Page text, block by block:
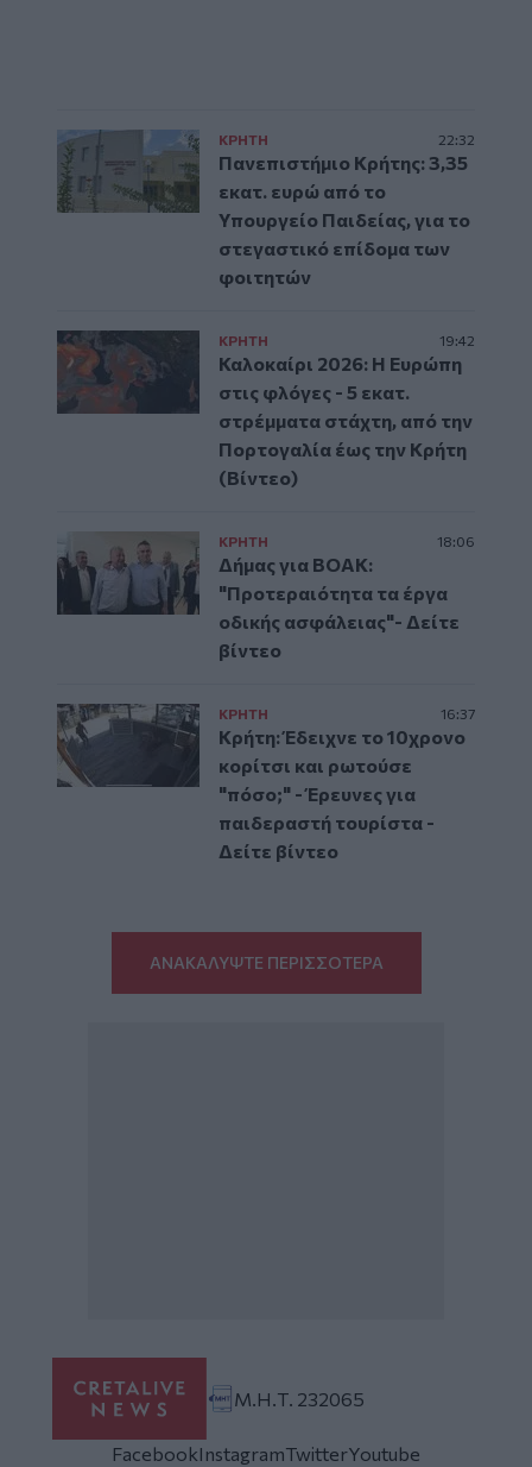
ΚΡΗΤΗ 22:32
Πανεπιστήμιο Κρήτης: 3,35
εκατ. ευρώ από το
Υπουργείο Παιδείας, για το
στεγαστικό επίδομα των
φοιτητών
ΚΡΗΤΗ 19:42
Καλοκαίρι 2026: Η Ευρώπη
στις φλόγες - 5 εκατ.
στρέμματα στάχτη, από την
Πορτογαλία έως την Κρήτη
(Βίντεο)
ΚΡΗΤΗ 18:06
Δήμας για ΒΟΑΚ:
"Προτεραιότητα τα έργα
οδικής ασφάλειας"- Δείτε
βίντεο
ΚΡΗΤΗ 16:37
Κρήτη: Έδειχνε το 10χρονο
κορίτσι και ρωτούσε
"πόσο;" - Έρευνες για
παιδεραστή τουρίστα -
Δείτε βίντεο
ΑΝΑΚΑΛΥΨΤΕ ΠΕΡΙΣΣΟΤΕΡΑ
Μ.Η.Τ. 232065
FacebookInstagramTwitterYoutube